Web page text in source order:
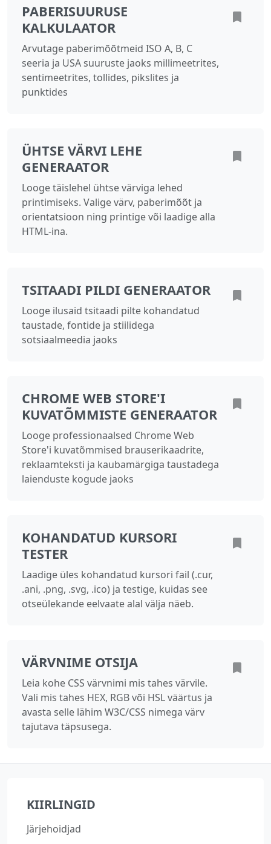
PABERISUURUSE
KALKULAATOR
Arvutage paberimõõtmeid ISO A, B, C
seeria ja USA suuruste jaoks millimeetrites,
sentimeetrites, tollides, pikslites ja
punktides
ÜHTSE VÄRVI LEHE
GENERAATOR
Looge täislehel ühtse värviga lehed
printimiseks. Valige värv, paberimõõt ja
orientatsioon ning printige või laadige alla
HTML-ina.
TSITAADI PILDI GENERAATOR
Looge ilusaid tsitaadi pilte kohandatud
taustade, fontide ja stiilidega
sotsiaalmeedia jaoks
CHROME WEB STORE'I
KUVATÕMMISTE GENERAATOR
Looge professionaalsed Chrome Web
Store'i kuvatõmmised brauserikaadrite,
reklaamteksti ja kaubamärgiga taustadega
laienduste kogude jaoks
KOHANDATUD KURSORI
TESTER
Laadige üles kohandatud kursori fail (.cur,
.ani, .png, .svg, .ico) ja testige, kuidas see
otseülekande eelvaate alal välja näeb.
VÄRVNIME OTSIJA
Leia kohe CSS värvnimi mis tahes värvile.
Vali mis tahes HEX, RGB või HSL väärtus ja
avasta selle lähim W3C/CSS nimega värv
tajutava täpsusega.
KIIRLINGID
Järjehoidjad